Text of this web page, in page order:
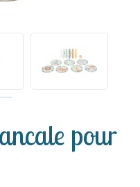
pour